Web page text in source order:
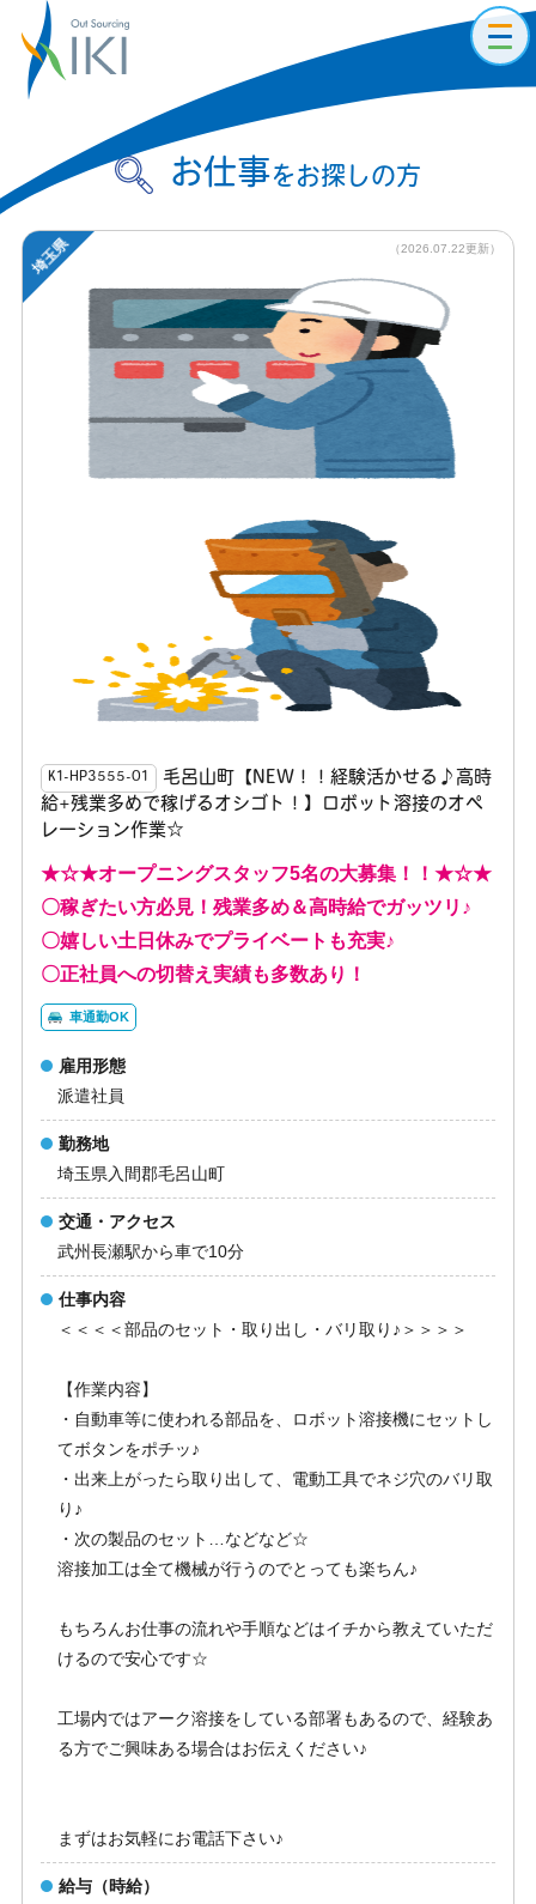
お仕事をお探しの方
K1-HP3555-01
毛呂山町【NEW！！経験活かせる♪高時
給+残業多めで稼げるオシゴト！】ロボット溶接のオペ
レーション作業☆
★☆★オープニングスタッフ5名の大募集！！★☆★
〇稼ぎたい方必見！残業多め＆高時給でガッツリ♪
〇嬉しい土日休みでプライベートも充実♪
〇正社員への切替え実績も多数あり！
車通勤OK
雇用形態
派遣社員
勤務地
埼玉県入間郡毛呂山町
交通・アクセス
武州長瀬駅から車で10分
仕事内容
＜＜＜＜部品のセット・取り出し・バリ取り♪＞＞＞＞
【作業内容】
・自動車等に使われる部品を、ロボット溶接機にセットし
てボタンをポチッ♪
・出来上がったら取り出して、電動工具でネジ穴のバリ取
り♪
・次の製品のセット…などなど☆
溶接加工は全て機械が行うのでとっても楽ちん♪
もちろんお仕事の流れや手順などはイチから教えていただ
けるので安心です☆
工場内ではアーク溶接をしている部署もあるので、経験あ
る方でご興味ある場合はお伝えください♪
まずはお気軽にお電話下さい♪
給与（時給）
（2026.07.22更新）
埼玉県